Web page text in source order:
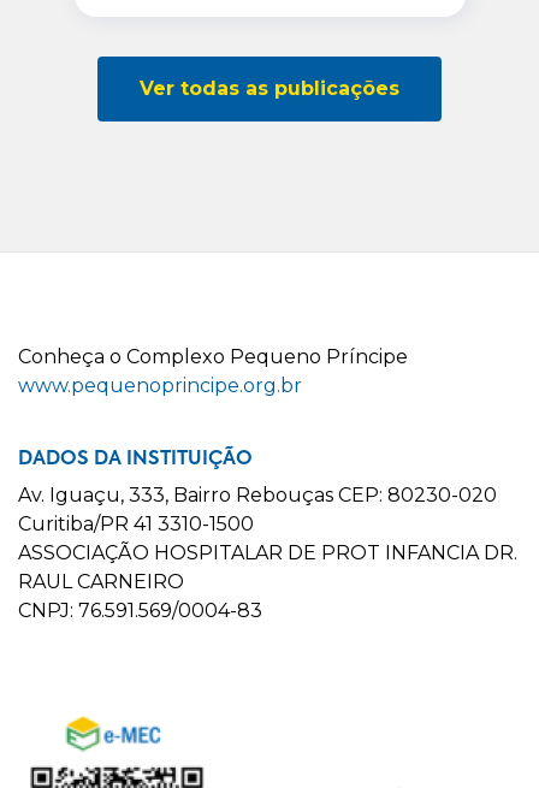
Ver todas as publicações
Conheça o Complexo Pequeno Príncipe
www.pequenoprincipe.org.br
DADOS DA INSTITUIÇÃO
Av. Iguaçu, 333, Bairro Rebouças CEP: 80230-020
Curitiba/PR 41 3310-1500
ASSOCIAÇÃO HOSPITALAR DE PROT INFANCIA DR.
RAUL CARNEIRO
CNPJ: 76.591.569/0004-83